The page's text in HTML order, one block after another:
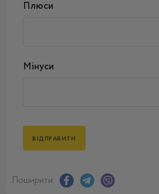
Плюси
Мінуси
Поширити: